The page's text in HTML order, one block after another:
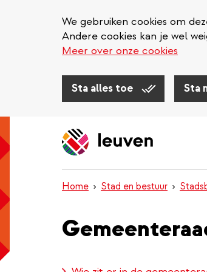
We gebruiken cookies om
Andere cookies kan je wel
Meer over onze cookies
Sta alles toe Sta
Home Stad en bestuur